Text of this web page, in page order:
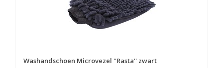
Washandschoen Microvezel ''Rasta'' zwart